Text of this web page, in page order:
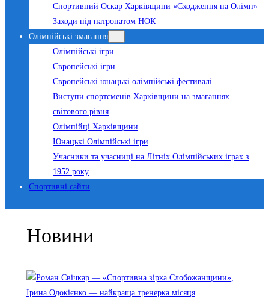
Спортивний Оскар Харківщини «Сходження на Олімп»
Заходи під патронатом НОК
Олімпійські змагання
Олімпійські ігри
Європейські ігри
Європейські юнацькі олімпійські фестивалі
Виступи спортсменів Харківщини на змаганнях
світового рівня
Олімпійці Харківщини
Юнацькі Олімпійські ігри
Учасники та учасниці на Літніх Олімпійських іграх з
1952 року
Спортивні сайти
Новини